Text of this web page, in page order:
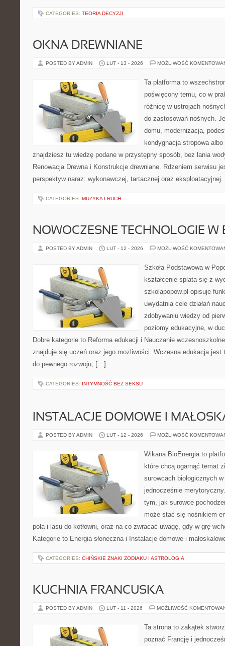
CATEGORIES: TEORIA DECYZJI
OKNA DREWNIANE
POSTED BY ADMIN LUT - 13 - 2026 MOŻLIWOŚĆ
Ta platforma to
poświęcony temu, co w
różnicę w ustrojach
do zastosowań nośnych.
domu, modernizacja,
kondygnacja stropowa
znajdziesz tu wiedzę podane w przystępny sposób, bez lania
Renowacja Drewna i Konstrukcje drewniane. Rdzeniem serwisu
perspektyw naraz: wykonawczej, tartacznej oraz
CATEGORIES: MUZYKA I RUCH
NOWOCZESNE TECHNOLOGIE W
POSTED BY ADMIN LUT - 12 - 2026 MOŻLIWOŚĆ
Szkoła Podstawowa w
kształcenie splata się z
szkolapopow.pl opisuje
uwydatnia cele działań
zdobywaniu wiedzy od
poziomy edukacyjne, w
Dobre kategorie to Reforma edukacji i Nauczanie
znajduje się uczeń oraz jego możliwości. Wczesna edukacja jest
do pewnego rozwoju, […]
CATEGORIES: INTYMNOŚĆ BEZ SEKSU
INSTALACJE DOMOWE I
POSTED BY ADMIN LUT - 12 - 2026 MOŻLIWOŚĆ
Wikana BioEnergia to
które chcą ogarnąć temat
surowcach biologicznych
jednocześnie
tym, jak surowce
może stać się nośnikiem
pola i lasu do kotłowni, oraz na co zwracać uwagę, gdy w grę
Kategorie to Energia słoneczna i Instalacje domowe i
CATEGORIES: CHIŃSKIE ZNAKI ZODIAKU I ASTROLOGIA
KUCHNIA FRANCUSKA
POSTED BY ADMIN LUT - 11 - 2026 MOŻLIWOŚĆ
Ta strona to zakątek
poznać Francję i